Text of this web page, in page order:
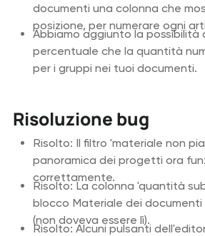
documenti una colonna che
posizione, per numerare ogni
Abbiamo aggiunto la possibilità
percentuale che la quantità
per i gruppi nei tuoi documenti.
Risoluzione bug
Risolto: Il filtro 'materiale non
panoramica dei progetti ora
correttamente.
Risolto: La colonna 'quantità
blocco Materiale dei
(non doveva essere lì).
Risolto: Alcuni pulsanti